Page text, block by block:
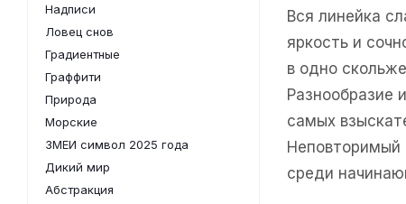
Вся линейка
яркость и
в одно
Разнообразие
самых
Неповторимый
среди
Надписи
Ловец снов
Градиентные
Граффити
Природа
Морские
ЗМЕИ символ 2025 года
Дикий мир
Абстракция